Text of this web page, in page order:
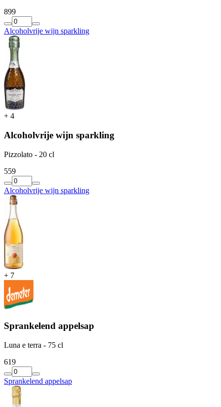
899
Alcoholvrije wijn sparkling
+ 4
Alcoholvrije wijn sparkling
Pizzolato - 20 cl
559
Alcoholvrije wijn sparkling
+ 7
Sprankelend appelsap
Luna e terra - 75 cl
619
Sprankelend appelsap